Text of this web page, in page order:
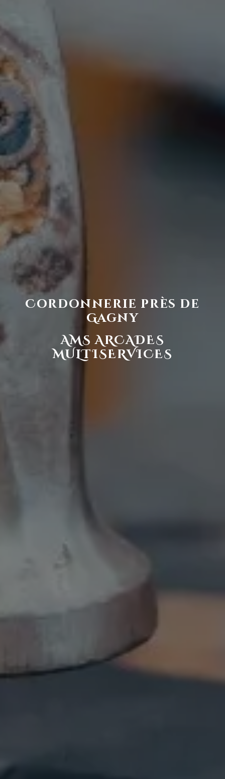
Cordonnerie près de
Gagny
AMS ARCADES
MULTISERVICES